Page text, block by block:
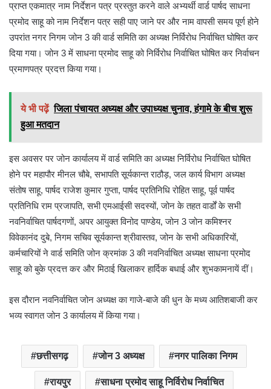
प्राप्त एकमात्र नाम निर्देशन पत्र प्रस्तुत करने वाले अभ्यर्थी वार्ड पार्षद साधना
प्रमोद साहू को नाम निर्देशन पत्र सही पाए जाने पर और नाम वापसी समय पूर्ण होने
उपरांत नगर निगम जोन 3 की वार्ड समिति का अध्यक्ष निर्विरोध निर्वाचित घोषित कर
दिया गया। जोन 3 में साधना प्रमोद साहू को निर्विरोध निर्वाचित घोषित कर निर्वाचन
प्रमाणपत्र प्रदत्त किया गया।
ये भी पढ़ें जिला पंचायत अध्यक्ष और उपाध्यक्ष चुनाव, हंगामे के बीच शुरू
हुआ मतदान
इस अवसर पर जोन कार्यालय में वार्ड समिति का अध्यक्ष निर्विरोध निर्वाचित घोषित
होने पर महापौर मीनल चौबे, सभापति सूर्यकान्त राठौड़, जल कार्य विभाग अध्यक्ष
संतोष साहू, पार्षद राजेश कुमार गुप्ता, पार्षद प्रतिनिधि रोहित साहू, पूर्व पार्षद
प्रतिनिधि राम प्रजापति, सभी एमआईसी सदस्यों, जोन के तहत वार्डों के सभी
नवनिर्वाचित पार्षदगणों, अपर आयुक्त विनोद पाण्डेय, जोन 3 जोन कमिश्नर
विवेकानंद दुबे, निगम सचिव सूर्यकान्त श्रीवास्तव, जोन के सभी अधिकारियों,
कर्मचारियों ने वार्ड समिति जोन क्रमांक 3 की नवनिर्वाचित अध्यक्ष साधना प्रमोद
साहू को बुके प्रदत्त कर और मिठाई खिलाकर हार्दिक बधाई और शुभकामनायें दीं।
इस दौरान नवनिर्वाचित जोन अध्यक्ष का गाजे-बाजे की धुन के मध्य आतिशबाजी कर
भव्य स्वागत जोन 3 कार्यालय में किया गया।
छत्तीसगढ़ जोन 3 अध्यक्ष नगर पालिका निगम
रायपुर साधना प्रमोद साहू निर्विरोध निर्वाचित